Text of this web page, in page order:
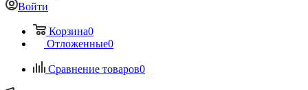
Войти
Корзина0
Отложенные0
Сравнение товаров0